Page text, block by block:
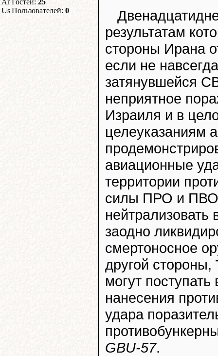
Гостей: 25
Пользователей: 0
результатам
стороны Ирана
если не
затянувшейся
неприятное
Израиля и в
целеуказаниям
авиационные
территории
силы ПРО и
нейтрализовать
заодно
смертоносное
другой стороны,
могут
нанесения
удара
GBU-57.